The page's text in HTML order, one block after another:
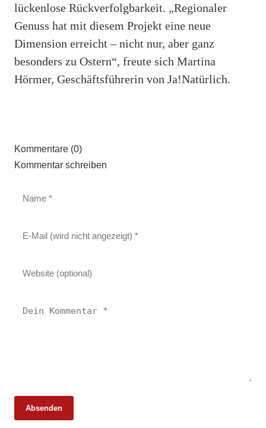
lückenlose Rückverfolgbarkeit. „Regionaler
Genuss hat mit diesem Projekt eine neue
Dimension erreicht – nicht nur, aber ganz
besonders zu Ostern“, freute sich Martina
Hörmer, Geschäftsführerin von Ja!Natürlich.
Kommentare (0)
Kommentar schreiben
Absenden